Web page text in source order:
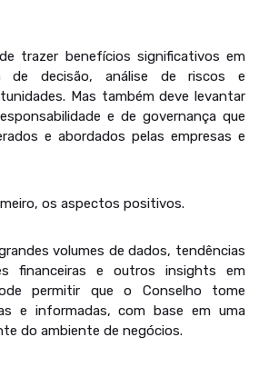
trazer benefícios significativos em
de decisão, análise de riscos e
Mas também deve levantar
e de governança que
e abordados pelas empresas e
os aspectos positivos.
volumes de dados, tendências
financeiras e outros insights em
permitir que o Conselho tome
e informadas, com base em uma
do ambiente de negócios.